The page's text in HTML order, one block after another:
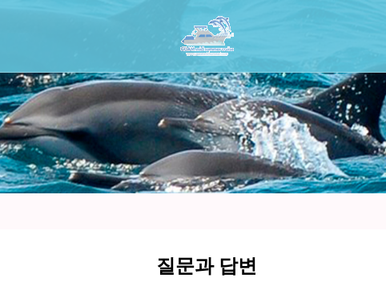
질문과 답변